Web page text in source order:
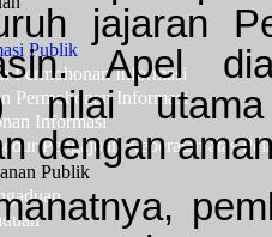
Publik
Permohonan Informasi
Permohonan Informasi
Informasi
Pengajuan Keberatan atas
Publik
jajaran
Apel
nilai
dengan